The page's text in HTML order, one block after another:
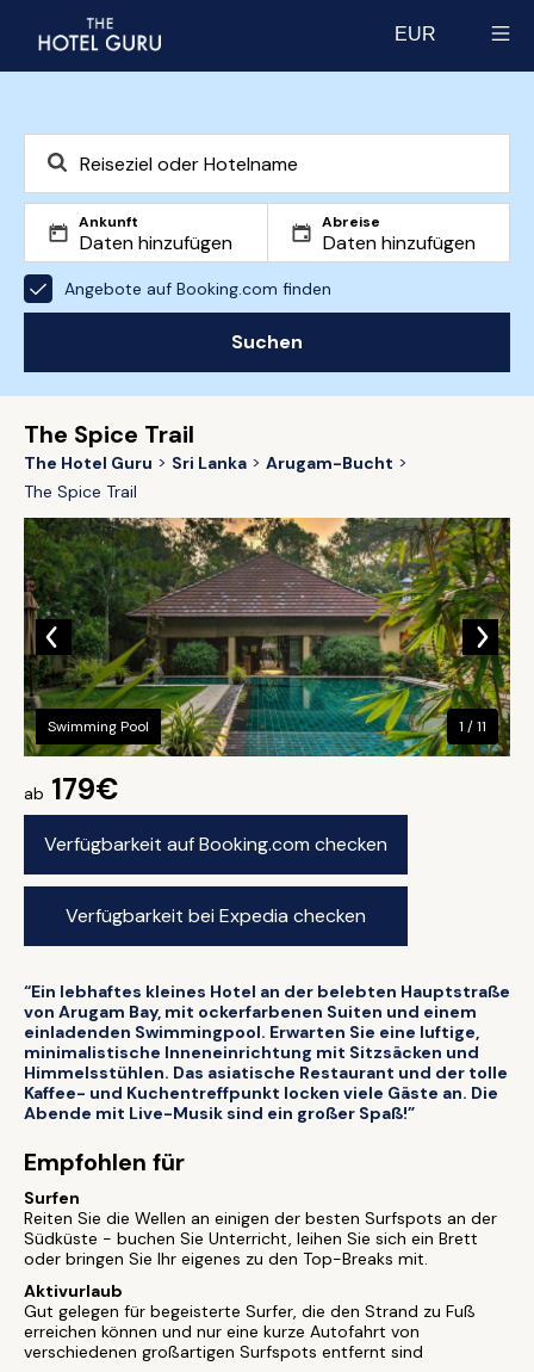
EUR
Ankunft Abreise
Angebote auf Booking.com finden
Suchen
The Spice Trail
The Hotel Guru Sri Lanka
Arugam-Bucht
The Spice Trail
ab 179€
Verfügbarkeit auf Booking.com checken
Verfügbarkeit bei Expedia checken
Swimming Pool 1 / 11
“Ein lebhaftes kleines Hotel an der belebten Hauptstraße
von Arugam Bay, mit ockerfarbenen Suiten und einem
einladenden Swimmingpool. Erwarten Sie eine luftige,
minimalistische Inneneinrichtung mit Sitzsäcken und
Himmelsstühlen. Das asiatische Restaurant und der tolle
Kaffee- und Kuchentreffpunkt locken viele Gäste an. Die
Abende mit Live-Musik sind ein großer Spaß!”
Empfohlen für
Surfen
Reiten Sie die Wellen an einigen der besten Surfspots an der
Südküste - buchen Sie Unterricht, leihen Sie sich ein Brett
oder bringen Sie Ihr eigenes zu den Top-Breaks mit.
Aktivurlaub
Gut gelegen für begeisterte Surfer, die den Strand zu Fuß
erreichen können und nur eine kurze Autofahrt von
verschiedenen großartigen Surfspots entfernt sind